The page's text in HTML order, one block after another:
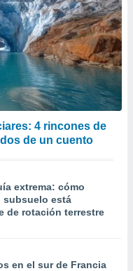
4 rincones de
de un cuento
extrema: cómo
subsuelo está
de rotación terrestre
en el sur de Francia